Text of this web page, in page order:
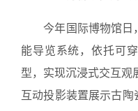
今年国际博物馆日
能导览系统，依托可
型，实现沉浸式交互观
互动投影装置展示古